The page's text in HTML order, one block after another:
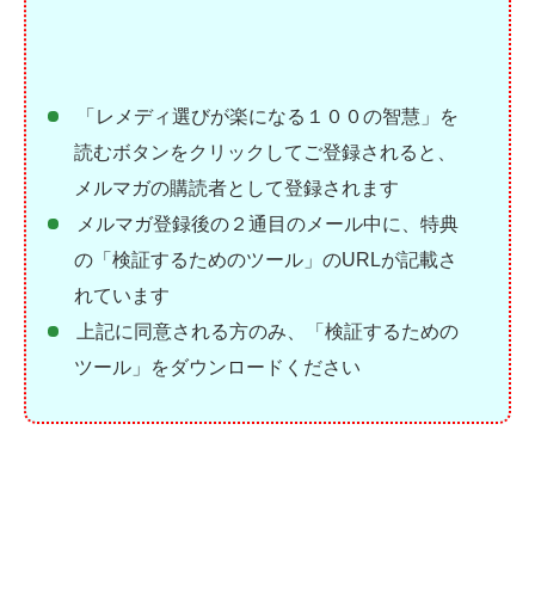
「レメディ選びが楽になる１００の智慧」を
読むボタンをクリックしてご登録されると、
メルマガの購読者として登録されます
メルマガ登録後の２通目のメール中に、特典
の「検証するためのツール」のURLが記載さ
れています
上記に同意される方のみ、「検証するための
ツール」をダウンロードください